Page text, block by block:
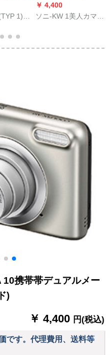
1)新
旅行家
￥ 4,400
ソニ-KW 1美人カマラ
キング
携帯帯デュアルメー
)
￥ 4,400 円(税込)
です。代理費用、送料等